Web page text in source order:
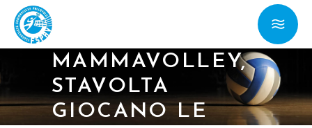
MAMMAVOLLEY,
STAVOLTA
GIOCANO LE